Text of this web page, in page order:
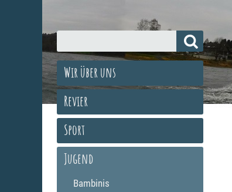
Wir über uns
Revier
Sport
Jugend
Bambinis